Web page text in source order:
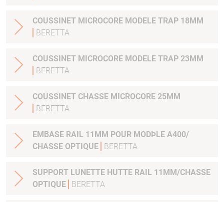
COUSSINET MICROCORE MODELE TRAP 18MM
BERETTA
COUSSINET MICROCORE MODELE TRAP 23MM
BERETTA
COUSSINET CHASSE MICROCORE 25MM
BERETTA
EMBASE RAIL 11MM POUR MODÞLE A400/
CHASSE OPTIQUE
BERETTA
SUPPORT LUNETTE HUTTE RAIL 11MM/CHASSE
OPTIQUE
BERETTA